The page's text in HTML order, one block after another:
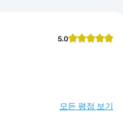
5.0
모든 평점 보기